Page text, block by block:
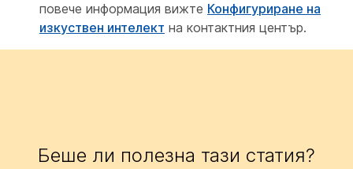
повече информация вижте Конфигуриране на
изкуствен интелект на контактния център.
Беше ли полезна тази статия?